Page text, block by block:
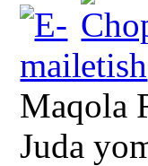
Maqola
Juda